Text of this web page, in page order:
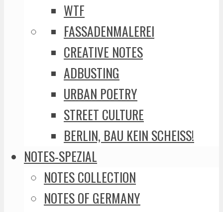
WTF
FASSADENMALEREI
CREATIVE NOTES
ADBUSTING
URBAN POETRY
STREET CULTURE
BERLIN, BAU KEIN SCHEISS!
NOTES-SPEZIAL
NOTES COLLECTION
NOTES OF GERMANY